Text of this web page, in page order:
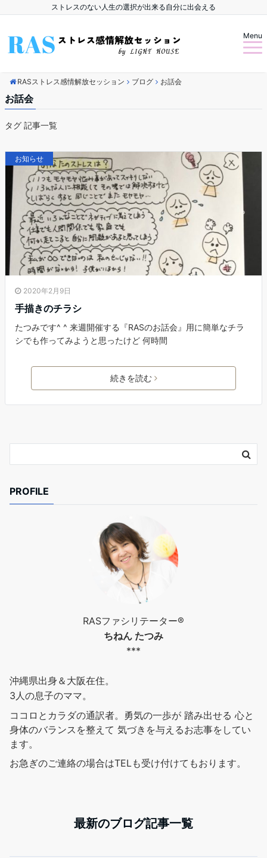
ストレスのない人生の選択が出来る自分に出会える
Menu
RASストレス感情解放セッション ブログ お話会
お話会
タグ 記事一覧
お知らせ
2020年2月9日
手描きのチラシ
たつみです^ ^ 来週開催する『RASのお話会』用に簡単なチラ
シでも作ってみようと思ったけど 何時間
続きを読む
PROFILE
RASファシリテーター®︎
ちねん たつみ
***
沖縄県出身＆大阪在住。
3人の息子のママ。
ココロとカラダの通訳者。勇気の一歩が 踏み出せる 心と
身体のバランスを整えて 気づきを与えるお志事をしてい
ます。
お急ぎのご連絡の場合はTELも受け付けてもおります。
最新のブログ記事一覧